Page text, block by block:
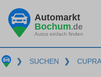
Automarkt
Bochum.de
Autos einfach finden
❯ SUCHEN ❯ CUPRA